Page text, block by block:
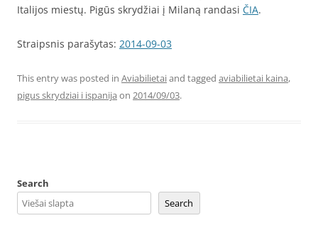
Italijos miestų. Pigūs skrydžiai į Milaną randasi ČIA.
Straipsnis parašytas: 2014-09-03
This entry was posted in Aviabilietaiand tagged aviabilietai kaina,
pigus skrydziai i ispanija on 2014/09/03.
Search
Search